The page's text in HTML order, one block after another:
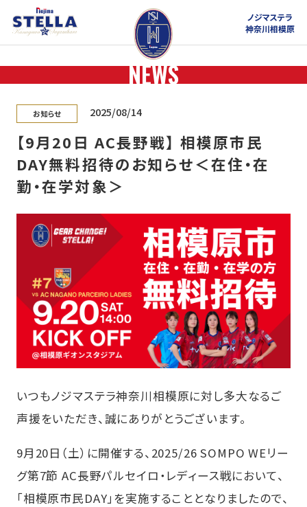
ノジマステラ
神奈川相模原
NEWS
お知らせ 2025/08/14
【9月20日 AC長野戦】 相模原市民
DAY無料招待のお知らせ＜在住・在
勤・在学対象＞
いつもノジマステラ神奈川相模原に対し多大なるご
声援をいただき、誠にありがとうございます。
9月20日（土）に開催する、2025/26 SOMPO WEリー
グ第7節 AC長野パルセイロ・レディース戦において、
「相模原市民DAY」を実施することとなりましたので、